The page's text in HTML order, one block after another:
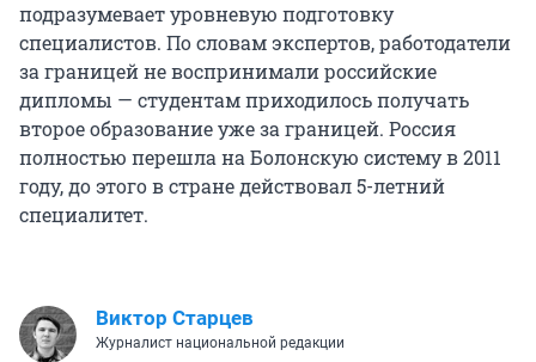
подразумевает уровневую подготовку
специалистов. По словам экспертов, работодатели
за границей не воспринимали российские
дипломы — студентам приходилось получать
второе образование уже за границей. Россия
полностью перешла на Болонскую систему в 2011
году, до этого в стране действовал 5-летний
специалитет.
Виктор Старцев
Журналист национальной редакции